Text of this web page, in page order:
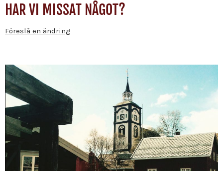
HAR VI MISSAT NÅGOT?
Föreslå en ändring